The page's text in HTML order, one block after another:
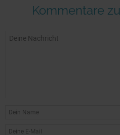
Kommentare